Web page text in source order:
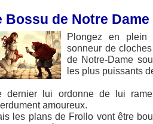
Bossu de Notre Dame
Plongez en plein
sonneur de
de Notre-Dame
les plus puissants
dernier lui ordonne de lui
amoureux.
les plans de Frollo vont être